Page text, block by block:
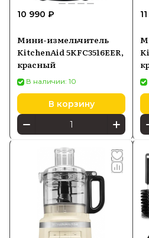
10 990 ₽
Мини-измельчитель
KitchenAid 5KFC3516EER,
красный
В наличии: 10
В корзину